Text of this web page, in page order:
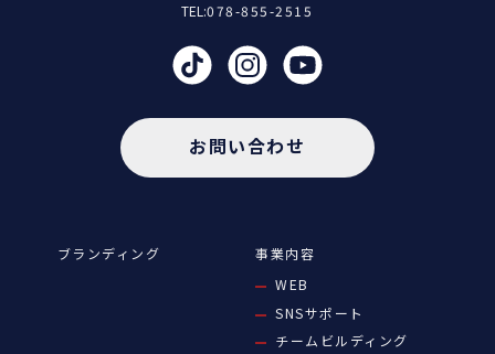
TEL:078-855-2515
お問い合わせ
ブランディング
事業内容
WEB
SNSサポート
チームビルディング